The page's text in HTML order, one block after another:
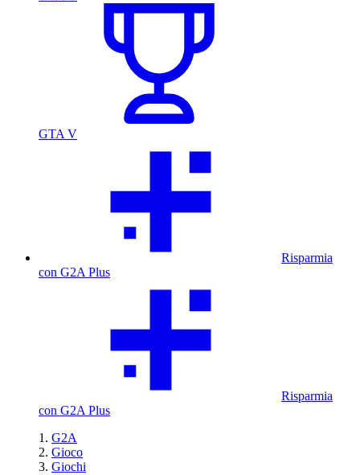
GTA V
Risparmia
con G2A Plus
Risparmia
con G2A Plus
G2A
Gioco
Giochi